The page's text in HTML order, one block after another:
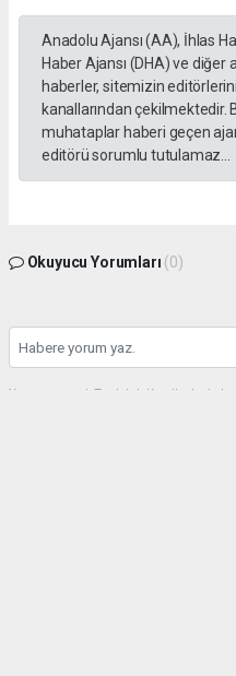
Anadolu Ajansı (AA), İhlas
Haber Ajansı (DHA) ve
haberler, sitemizin
kanallarından çekilmektedir.
muhataplar haberi geçen
editörü sorumlu tutulamaz...
Okuyucu Yorumları (0)
Yorum yazarak Topluluk Kuralları’nı